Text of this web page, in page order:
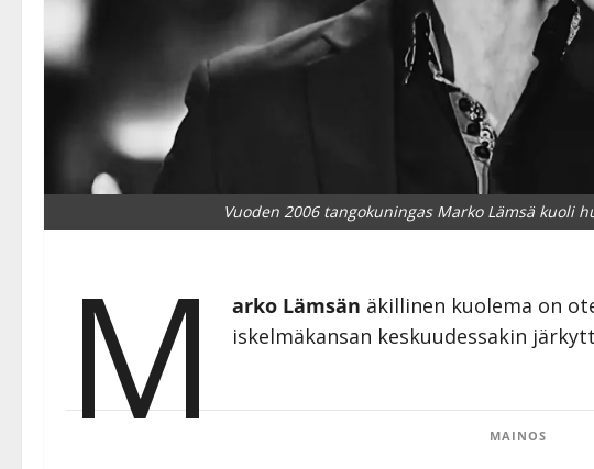
Vuoden 2006 tangokuningas Marko Lämsä kuoli
M arko Lämsän äkillinen kuolema on
iskelmäkansan keskuudessakin
MAINOS